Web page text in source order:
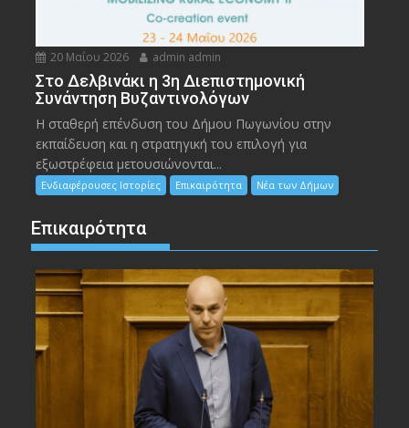
20 Μαΐου 2026 admin admin
Στο Δελβινάκι η 3η Διεπιστημονική
Συνάντηση Βυζαντινολόγων
Η σταθερή επένδυση του Δήμου Πωγωνίου στην
εκπαίδευση και η στρατηγική του επιλογή για
εξωστρέφεια μετουσιώνονται...
Ενδιαφέρουσες Ιστορίες Επικαιρότητα Νέα των Δήμων
Επικαιρότητα